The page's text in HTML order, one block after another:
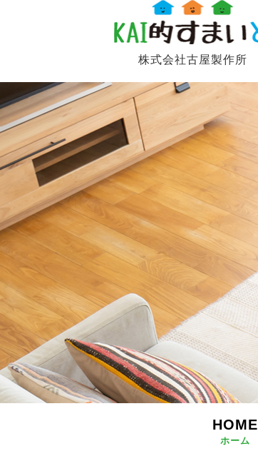
株式会社古屋製作所
HOME
ホーム